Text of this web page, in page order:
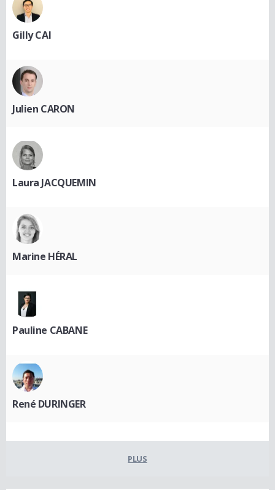
Gilly CAI
Julien CARON
Laura JACQUEMIN
Marine HÉRAL
Pauline CABANE
René DURINGER
PLUS